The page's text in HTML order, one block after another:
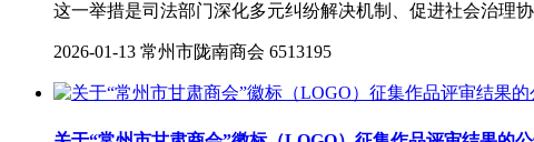
这一举措是司法部门深化多元纠纷解决机制、促进社会治理
2026-01-13 常州市陇南商会 6513195